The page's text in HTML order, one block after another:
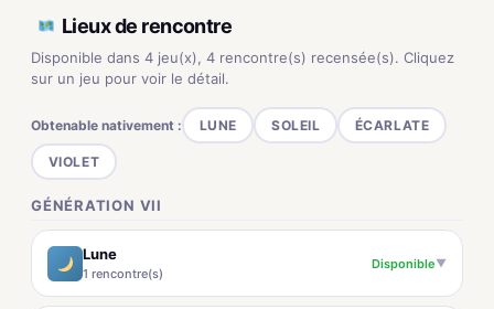
Lieux de rencontre
Disponible dans 4 jeu(x), 4 rencontre(s) recensée(s). Cliquez
sur un jeu pour voir le détail.
Obtenable nativement : LUNE SOLEIL ÉCARLATE
VIOLET
GÉNÉRATION VII
Lune
1 rencontre(s)
Disponible▼